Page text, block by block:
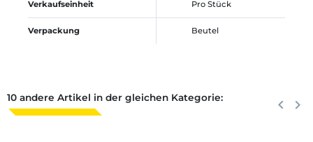
Verkaufseinheit Pro Stück
Verpackung Beutel
10 andere Artikel in der gleichen Kategorie: Zurück
keyboard_arrow_left keyboard_arrow_right